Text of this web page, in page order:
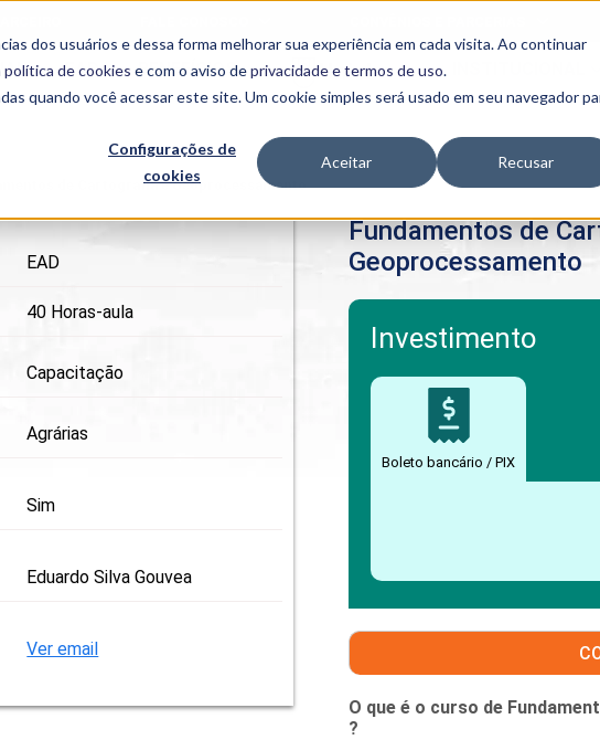
dos usuários e dessa forma melhorar sua experiência em cada visita. Ao continuar
política de cookies e com o aviso deprivacidade e termos de uso.
quando você acessar este site. Um cookie simples será usado em seu navegador
Configurações de
cookies
Aceitar Recusar
EAD BENEFÍCIOS
Acadêmicos
PROEST
PAE
PIME
Programas de
Pesquisa e
Extensão
de Cartografia e Geoprocessamento
EAD
40 Horas-aula
Capacitação
Agrárias
Sim
Eduardo Silva Gouvea
Ver email
Fundamentos de
Geoprocessamento
Investimento
Boleto bancário / PIX
O que é o curso de
?